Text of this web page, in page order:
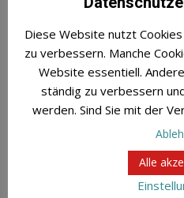
Der erste katholische
„Zukunftsszenarien
gab es in Bonn zwar
etwas wie einen
kirchennaher
nach vorne wurde klar:
sich gewaltig strecken, um
Diese Website nutzt
zu verbessern. Manche
Website essentiell.
ständig zu verbessern
werden. Sind Sie mit der
Alle